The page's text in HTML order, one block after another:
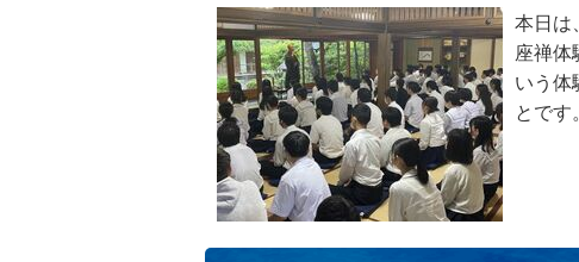
本日は
座禅体
いう体
とです